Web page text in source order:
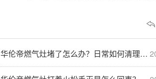
华伦帝燃气灶堵了怎么办？日常如何清理燃气